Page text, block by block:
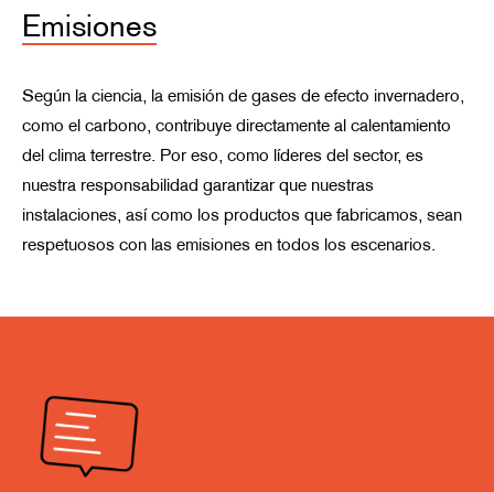
Emisiones
Según la ciencia, la emisión de gases de efecto invernadero,
como el carbono, contribuye directamente al calentamiento
del clima terrestre. Por eso, como líderes del sector, es
nuestra responsabilidad garantizar que nuestras
instalaciones, así como los productos que fabricamos, sean
respetuosos con las emisiones en todos los escenarios.